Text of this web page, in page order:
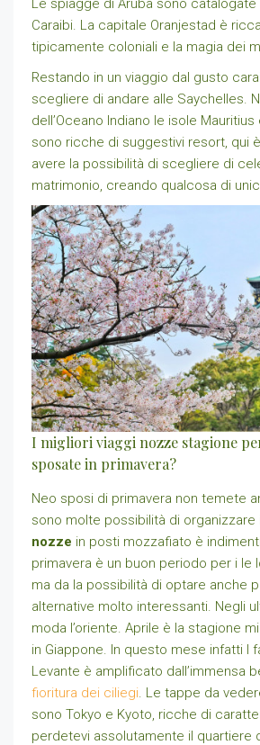
Caraibi. La capitale Oranjestad è
tipicamente coloniali e la magia dei
Restando in un viaggio dal gusto
scegliere di andare alle Saychelles.
dell’Oceano Indiano le isole
sono ricche di suggestivi resort, qui
avere la possibilità di scegliere di
matrimonio, creando qualcosa di
I migliori viaggi nozze stagione
sposate in primavera?
Neo sposi di primavera non temete
sono molte possibilità di organizzare
nozze in posti mozzafiato è
primavera è un buon periodo per i le
ma da la possibilità di optare anche
alternative molto interessanti. Negli
moda l’oriente. Aprile è la stagione
in Giappone. In questo mese infatti l
Levante è amplificato dall’immensa
fioritura dei ciliegi . Le tappe da
sono Tokyo e Kyoto, ricche di
perdetevi assolutamente il quartiere